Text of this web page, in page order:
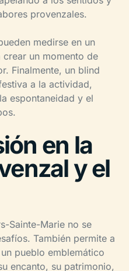
provenzales.
medirse en un
un momento de
Finalmente, un blind
a la actividad,
espontaneidad y el
en la
y el
Sainte-Marie no se
También permite a
pueblo emblemático
encanto, su patrimonio,